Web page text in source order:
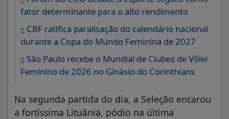
fator determinante para o alto rendimento
CBF ratifica paralisação do calendário nacional
durante a Copa do Mundo Feminina de 2027
São Paulo recebe o Mundial de Clubes de Vôlei
Feminino de 2026 no Ginásio do Corinthians
Na segunda partida do dia, a Seleção encarou
a fortíssima Lituânia, pódio na última